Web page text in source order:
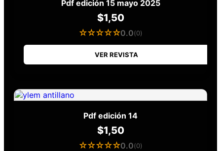
Pdf edición 15 mayo 2025
$1,50
☆☆☆☆☆0.0(0)
VER REVISTA
Pdf edición 14
$1,50
☆☆☆☆☆0.0(0)